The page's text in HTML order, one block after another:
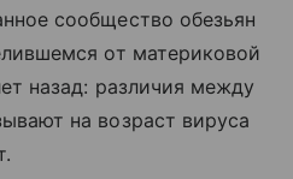
сообщество обезьян
от материковой
назад: различия между
на возраст вируса